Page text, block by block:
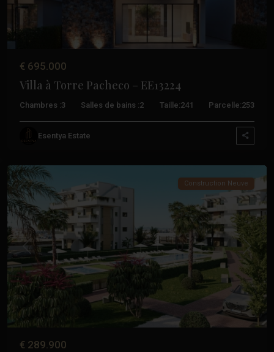
€ 695.000
Villa à Torre Pacheco – EE13224
Chambres :3 Salles de bains :2 Taille:241 Parcelle:253
Esentya Estate
Rosalia
Lake
Torre
Précédent Suivant
Construction Neuve
€ 289.900